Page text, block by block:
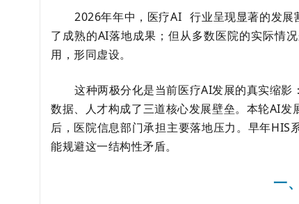
2026年年中， 医疗AI 行业呈现显著的发
了成熟的AI落地成果；但从多数医院的实际情
用，形同虚设。
这种两极分化是当前医疗AI发展的真实缩影
数据、人才构成了三道核心发展壁垒。本轮AI
后，医院信息部门承担主要落地压力。早年
能规避这一结构性矛盾。
一